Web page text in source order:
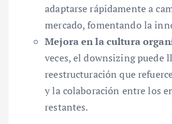
adaptarse rápidamente a
mercado, fomentando la
Mejora en la cultura
veces, el downsizing puede
reestructuración que
y la colaboración entre los
restantes.